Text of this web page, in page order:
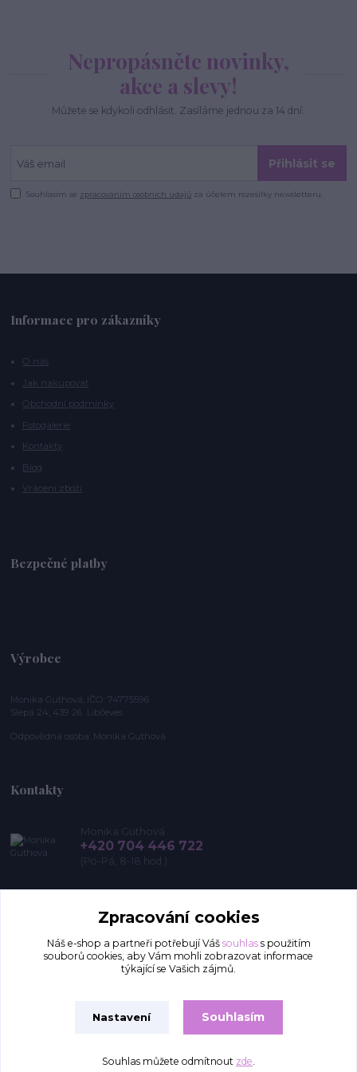
Nepropásněte novinky,
akce a slevy!
Můžete se kdykoli odhlásit. Zasíláme jednou za 14 dní.
Přihlásit se
Souhlasím se zpracováním osobních údajů za účelem rozesílky newsletteru.
Informace pro zákazníky
O nás
Jak nakupovat
Obchodní podmínky
Fotogalerie
Kontakty
Blog
Vrácení zboží
Bezpečné platby
Výrobce
Monika Guthová, IČO: 74775596
Slepá 24, 439 26 Libčeves
Odpovědná osoba: Monika Guthová
Kontakty
Monika Guthová
+420 704 446 722
(Po-Pá, 8-18 hod.)
Upravit sběr cookies.
Vytvořeno na Eshop-rychle.cz
Zpracování cookies
Náš e-shop a partneři potřebují Váš souhlass použitím
souborů cookies, aby Vám mohli zobrazovat informace
týkající se Vašich zájmů.
Nastavení Souhlasím
Souhlas můžete odmítnout zde